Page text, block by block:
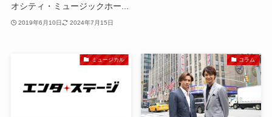
オシティ・ミュージックホー...
2019年6月10日 2024年7月15日
ミュージカル コラム